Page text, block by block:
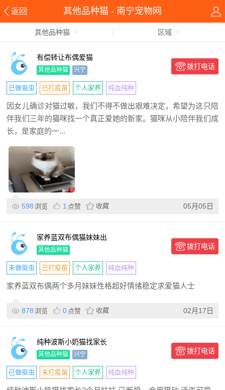
返回 其他品种猫 - 南宁宠物网
其他品种猫 区域
有偿转让布偶爱猫
其他品种猫 兴宁 拨打电话
已做驱虫 已打疫苗 个人家养 纯血纯种
因女儿确诊对猫过敏，我们不得不做出艰难决定，希望为这只陪
伴我们三年的猫咪找一个真正爱她的新家。猫咪从小陪伴我们成
长，是家庭的一...
598 浏览 1 点赞 收藏 05月05日
家养蓝双布偶猫妹妹出
其他品种猫 拨打电话
未做驱虫 已打疫苗 个人家养 纯血纯种
家养蓝双布偶两个多月妹妹性格超好情绪稳定求爱猫人士
878 浏览 0 点赞 收藏 02月17日
纯种波斯小奶猫找家长
其他品种猫 兴宁 拨打电话
已做驱虫 未打疫苗 个人家养 纯血纯种